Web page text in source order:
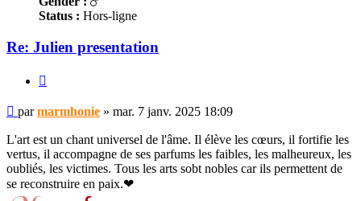
Status : Hors-ligne
Re: Julien presentation
Message
non
lu
parmarmhonie » mar. 7 janv. 2025 18:09
L'art est un chant universel de l'âme. Il élève les cœurs, il fortifie les
vertus, il accompagne de ses parfums les faibles, les malheureux, les
oubliés, les victimes. Tous les arts sobt nobles car ils permettent de
se reconstruire en paix.❤